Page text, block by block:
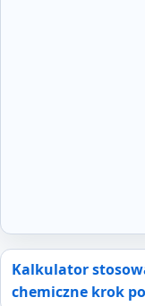
Kalkulator
chemiczne krok